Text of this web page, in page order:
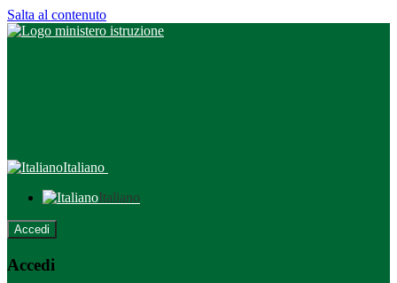
Salta al contenuto
Italiano
Italiano
Accedi
Accedi